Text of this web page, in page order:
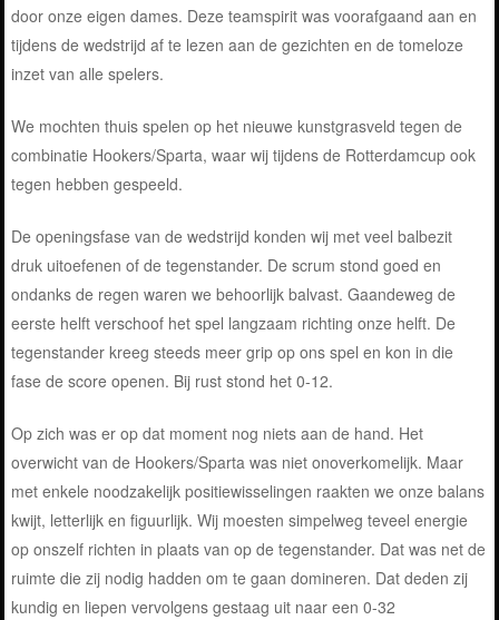
door onze eigen dames. Deze teamspirit was voorafgaand aan en
tijdens de wedstrijd af te lezen aan de gezichten en de tomeloze
inzet van alle spelers.
We mochten thuis spelen op het nieuwe kunstgrasveld tegen de
combinatie Hookers/Sparta, waar wij tijdens de Rotterdamcup ook
tegen hebben gespeeld.
De openingsfase van de wedstrijd konden wij met veel balbezit
druk uitoefenen of de tegenstander. De scrum stond goed en
ondanks de regen waren we behoorlijk balvast. Gaandeweg de
eerste helft verschoof het spel langzaam richting onze helft. De
tegenstander kreeg steeds meer grip op ons spel en kon in die
fase de score openen. Bij rust stond het 0-12.
Op zich was er op dat moment nog niets aan de hand. Het
overwicht van de Hookers/Sparta was niet onoverkomelijk. Maar
met enkele noodzakelijk positiewisselingen raakten we onze balans
kwijt, letterlijk en figuurlijk. Wij moesten simpelweg teveel energie
op onszelf richten in plaats van op de tegenstander. Dat was net de
ruimte die zij nodig hadden om te gaan domineren. Dat deden zij
kundig en liepen vervolgens gestaag uit naar een 0-32